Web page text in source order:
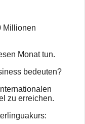
Millionen
Monat tun.
bedeuten?
zu erreichen.